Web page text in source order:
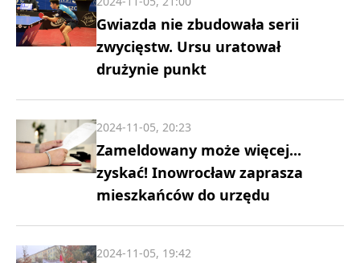
Gwiazda nie zbudowała serii
zwycięstw. Ursu uratował
drużynie punkt
Zameldowany może więcej...
zyskać! Inowrocław zaprasza
mieszkańców do urzędu
2024-11-05, 20:23
2024-11-05, 19:42